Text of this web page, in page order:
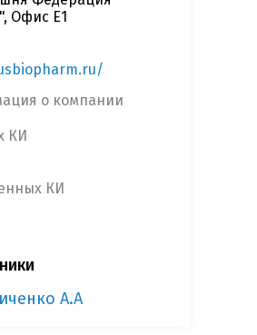
Офис Е1
о компании
КИ
КИ
А.А